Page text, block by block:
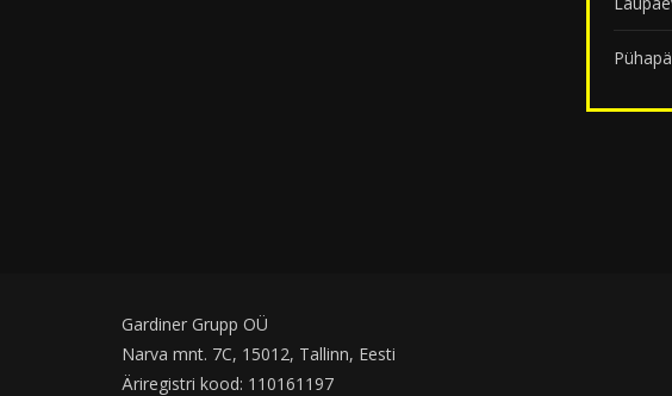
Gardiner Grupp OÜ
Narva mnt. 7C, 15012, Tallinn, Eesti
Äriregistri kood: 110161197